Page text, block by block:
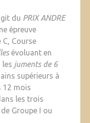
du PRIX ANDRE
épreuve
C, Course
évoluant en
les juments de 6
supérieurs à
12 mois
les trois
Groupe I ou